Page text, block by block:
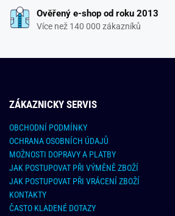
Ověřený e-shop od roku 2013
Více než 140 000 zákazníků
ZÁKAZNICKY SERVIS
OBCHODNÍ PODMÍNKY
OCHRANA OSOBNÍCH ÚDAJŮ
MOŽNOSTI DOPRAVY A PLATBY
JAK POSTUPOVAT PŘI VÝMĚNĚ ZBOŽÍ
JAK POSTUPOVAT PŘI VRÁCENÍ ZBOŽÍ
KONTAKTY
ČASTO KLADENÉ DOTAZY